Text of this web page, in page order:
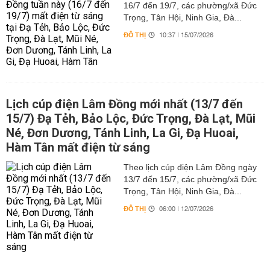
16/7 đến 19/7, các phường/xã Đức
Trọng, Tân Hội, Ninh Gia, Đà...
ĐÔ THỊ 10:37 | 15/07/2026
Lịch cúp điện Lâm Đồng mới nhất (13/7 đến
15/7) Đạ Tẻh, Bảo Lộc, Đức Trọng, Đà Lạt, Mũi
Né, Đơn Dương, Tánh Linh, La Gi, Đạ Huoai,
Hàm Tân mất điện từ sáng
Theo lịch cúp điện Lâm Đồng ngày
13/7 đến 15/7, các phường/xã Đức
Trọng, Tân Hội, Ninh Gia, Đà...
ĐÔ THỊ 06:00 | 12/07/2026